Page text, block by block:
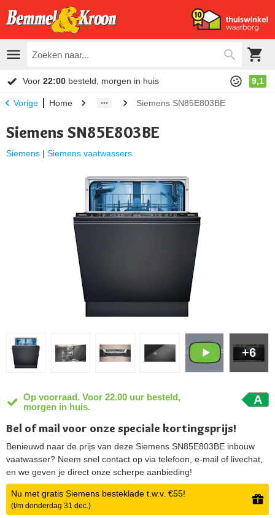
Voor 22:00 besteld, morgen in huis 9,1
Vorige Home Siemens SN85E803BE
Siemens SN85E803BE
Siemens | Siemens vaatwassers
+6
Op voorraad. Voor 22.00 uur besteld,
morgen in huis.
A
Bel of mail voor onze speciale kortingsprijs!
Benieuwd naar de prijs van deze Siemens SN85E803BE inbouw
vaatwasser? Neem snel contact op via telefoon, e-mail of livechat,
en we geven je direct onze scherpe aanbieding!
Nu met gratis Siemens besteklade t.w.v. €55!
(t/m donderdag 31 dec.)